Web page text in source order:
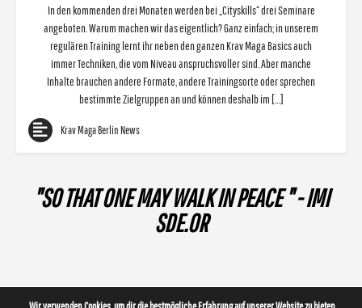
In den kommenden drei Monaten werden bei „Cityskills“ drei Seminare
angeboten. Warum machen wir das eigentlich? Ganz einfach; in unserem
regulären Training lernt ihr neben den ganzen Krav Maga Basics auch
immer Techniken, die vom Niveau anspruchsvoller sind. Aber manche
Inhalte brauchen andere Formate, andere Trainingsorte oder sprechen
bestimmte Zielgruppen an und können deshalb im […]
Krav Maga Berlin News
"SO THAT ONE MAY WALK IN PEACE " - IMI
SDE.OR